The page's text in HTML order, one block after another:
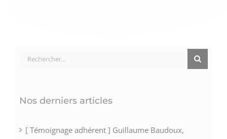
Rechercher:
Nos derniers articles
[ Témoignage adhérent ] Guillaume Baudoux,